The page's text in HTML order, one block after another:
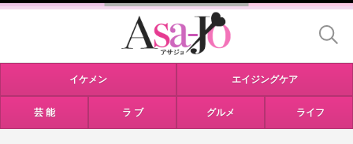
イケメン エイジングケア
芸 能 ラ ブ グルメ ライフ